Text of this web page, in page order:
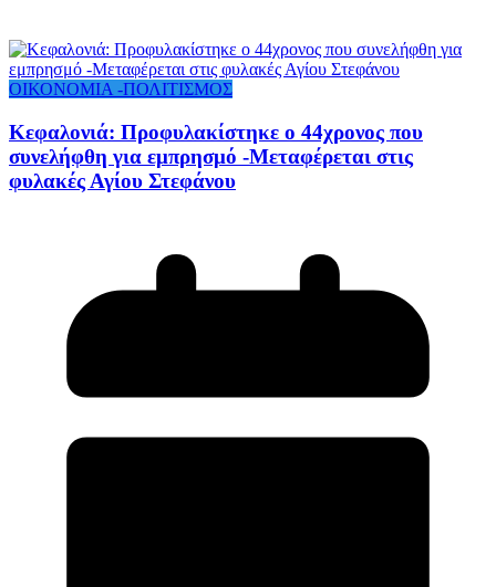
ΟΙΚΟΝΟΜΙΑ -ΠΟΛΙΤΙΣΜΟΣ
Κεφαλονιά: Προφυλακίστηκε ο 44χρονος που
συνελήφθη για εμπρησμό -Μεταφέρεται στις
φυλακές Αγίου Στεφάνου